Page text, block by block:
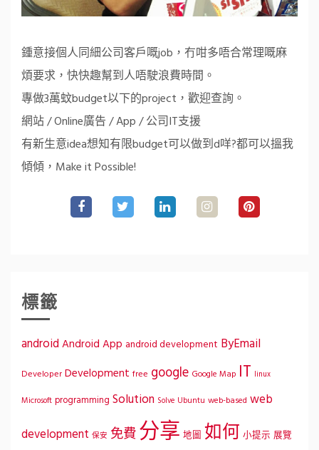
鍾意接個人同細公司客戶嘅job，冇咁多唔合常理嘅麻
煩要求，快快趣幫到人唔駛浪費時間。
專做3萬蚊budget以下的project，歡迎查詢。
網站 / Online廣告 / App / 公司IT支援
有新生意idea想知有限budget可以做到d咩?都可以搵我
傾傾，Make it Possible!
標籤
android Android App android development ByEmail
Developer Development free google Google Map IT linux
Microsoft programming Solution Solve Ubuntu web-based web
development 保安 免費分享 地圖 如何 小提示 展覽